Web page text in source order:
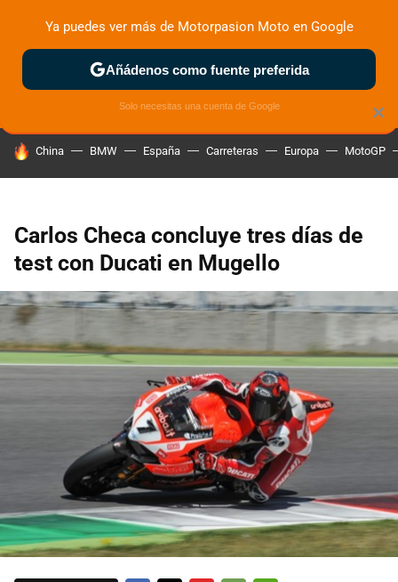
ZONA DE PRUEBAS DEPORTIVAS MOTOS ELÉCTRICAS
HOY SE HABLA DE
China BMW España Carreteras Europa MotoGP
Carlos Checa concluye tres días de
test con Ducati en Mugello
×
Ya puedes ver más de Motorpasion Moto en Google
Añádenos como fuente preferida
Solo necesitas una cuenta de Google